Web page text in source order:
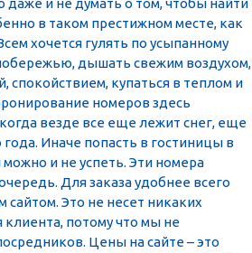
даже и не думать о том, чтобы найти
в таком престижном месте, как
хочется гулять по усыпанному
дышать свежим воздухом,
спокойствием, купаться в теплом и
номеров здесь
везде все еще лежит снег, еще
Иначе попасть в гостиницы в
и не успеть. Эти номера
Для заказа удобнее всего
сайтом. Это не несет никаких
потому что мы не
Цены на сайте – это